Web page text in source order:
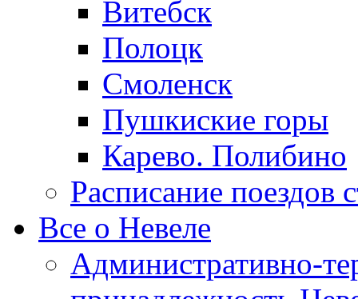
Витебск
Полоцк
Смоленск
Пушкиские горы
Карево. Полибино
Расписание поездов
Все о Невеле
Административно-